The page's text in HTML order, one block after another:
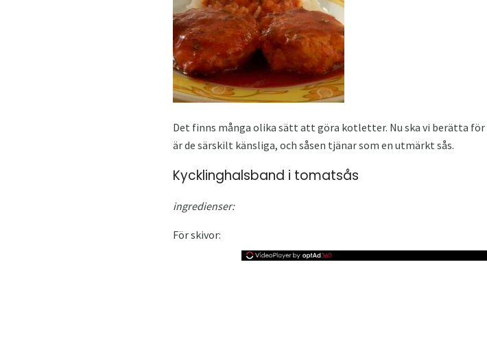
Det finns många olika sätt att göra kotletter. Nu ska vi berätta för
är de särskilt känsliga, och såsen tjänar som en utmärkt sås.
Kycklinghalsband i tomatsås
ingredienser:
För skivor: